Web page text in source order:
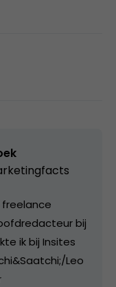
freelance
bij
ik bij Insites
Leo